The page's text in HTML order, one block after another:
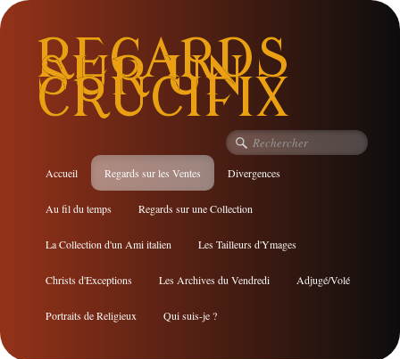
REGARDS
SUR UN
CRUCIFIX
Accueil Regards sur les Ventes Divergences
Au fil du temps Regards sur une Collection
La Collection d'un Ami italien Les Tailleurs d'Ymages
Christs d'Exceptions Les Archives du Vendredi Adjugé/Volé
Portraits de Religieux Qui suis-je ?